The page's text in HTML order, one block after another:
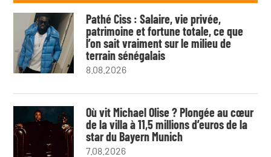
Pathé Ciss : Salaire, vie privée,
patrimoine et fortune totale, ce que
l’on sait vraiment sur le milieu de
terrain sénégalais
8.08.2026
Où vit Michael Olise ? Plongée au cœur
de la villa à 11,5 millions d’euros de la
star du Bayern Munich
7.08.2026